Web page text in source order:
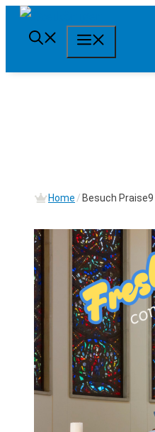
Springe
zum
Home/ Besuch